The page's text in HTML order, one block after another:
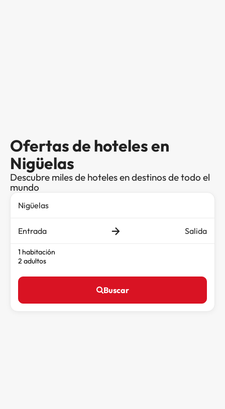
Ofertas de hoteles en
Nigüelas
Descubre miles de hoteles en destinos de todo el
mundo
Entrada Salida
1 habitación
2 adultos
Buscar